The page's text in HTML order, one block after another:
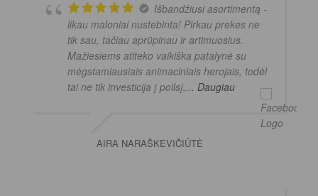
Išbandžiusi asortimentą -
likau maloniai nustebinta! Pirkau prekes ne
tik sau, tačiau aprūpinau ir artimuosius.
Mažiesiems atiteko vaikiška patalynė su
mėgstamiausiais animaciniais herojais, todėl
tai ne tik investicija į poilsį,... Daugiau
AIRA NARAŠKEVIČIŪTĖ